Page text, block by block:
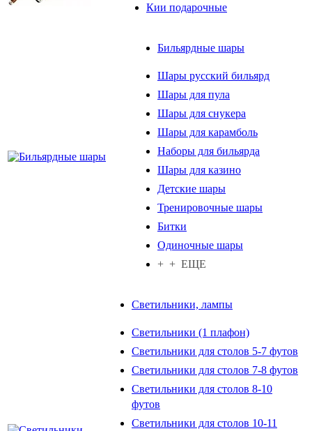
Кии подарочные
Бильярдные шары
Шары русский бильярд
Шары для пула
Шары для снукера
Шары для карамболь
Наборы для бильярда
Шары для казино
Детские шары
Тренировочные шары
Битки
Одиночные шары
+ + ЕЩЕ
Светильники, лампы
Светильники (1 плафон)
Светильники для столов 5-7 футов
Светильники для столов 7-8 футов
Светильники для столов 8-10
футов
Светильники для столов 10-11